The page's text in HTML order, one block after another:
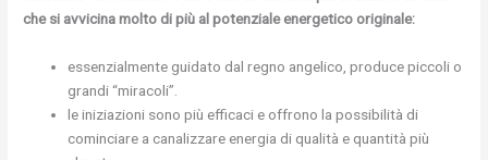
che si avvicina molto di più al potenziale energetico originale:
essenzialmente guidato dal regno angelico, produce piccoli o
grandi “miracoli”.
le iniziazioni sono più efficaci e offrono la possibilità di
cominciare a canalizzare energia di qualità e quantità più